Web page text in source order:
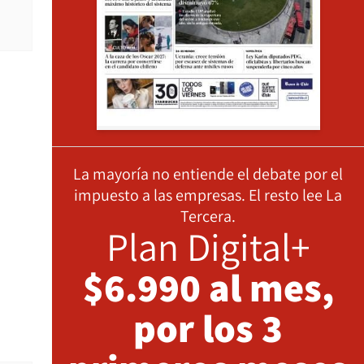
La mayoría no entiende el debate por el
impuesto a las empresas. El resto lee La
Tercera.
Plan Digital+
$6.990 al mes,
por los 3